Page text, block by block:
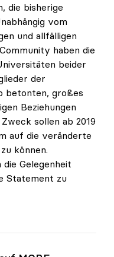
die bisherige
vom
und allfälligen
haben die
beider
der
betonten, großes
Beziehungen
sollen ab 2019
auf die veränderte
können.
Gelegenheit
Statement zu
wollen